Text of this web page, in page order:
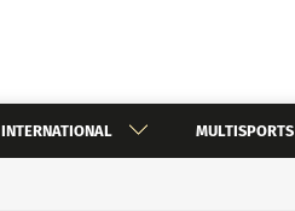
INTERNATIONAL MULTISPORTS